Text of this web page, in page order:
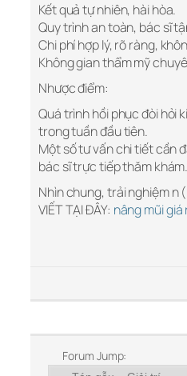
Kết quả tự nhiên, hài hòa.
Quy trình an toàn, bác sĩ
Chi phí hợp lý, rõ ràng,
Không gian thẩm mỹ
Nhược điểm:
Quá trình hồi phục đòi hỏi
trong tuần đầu tiên.
Một số tư vấn chi tiết cần
bác sĩ trực tiếp thăm khám.
Nhìn chung, trải nghiệm n (
VIẾT TẠI ĐÂY: nâng mũi
Forum Jump: